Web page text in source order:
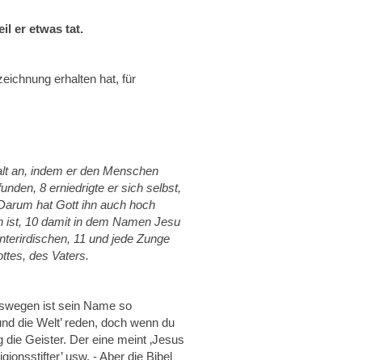
er etwas tat.
erhalten hat, für
an, indem er den Menschen
8 erniedrigte er sich selbst,
hat Gott ihn auch hoch
ist, 10 damit in dem Namen Jesu
11 und jede Zunge
des Vaters.
ist sein Name so
die Welt’ reden, doch wenn du
Geister. Der eine meint ‚Jesus
usw. - Aber die Bibel